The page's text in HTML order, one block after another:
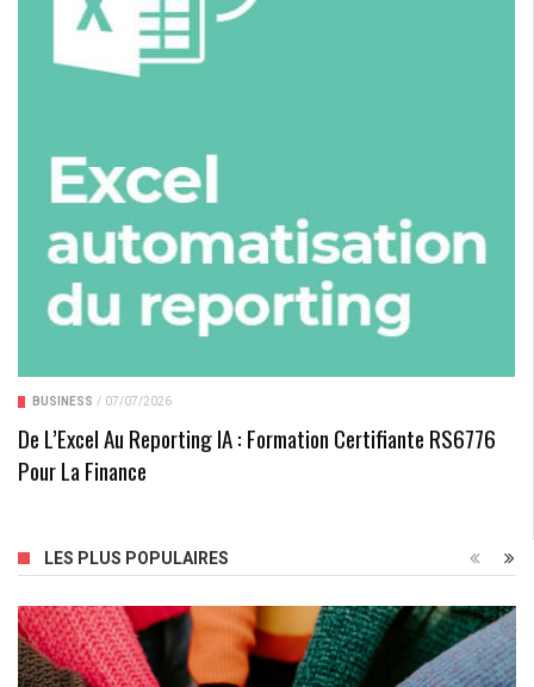
BUSINESS / 07/07/2026
De L’Excel Au Reporting IA : Formation Certifiante RS6776
Pour La Finance
LES PLUS POPULAIRES